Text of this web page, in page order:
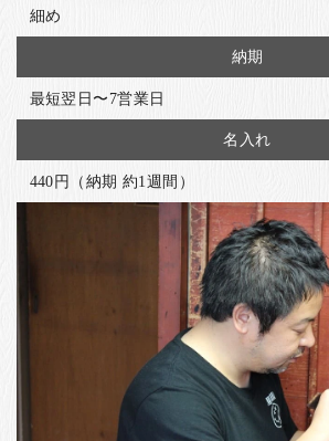
細め
納期
最短翌日〜7営業日
名入れ
440円（納期 約1週間）